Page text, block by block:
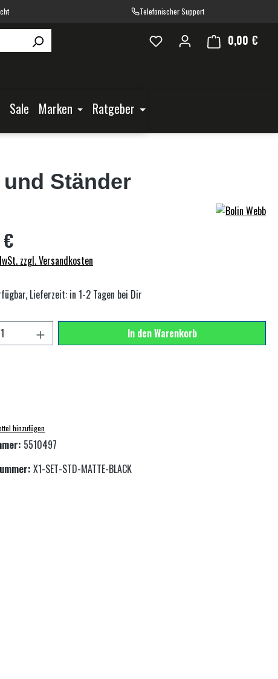
Telefonischer Support
0,00 €
Sale Marken Ratgeber
Ständer
€
zzgl. Versandkosten
Lieferzeit: in 1-2 Tagen bei Dir
Gib den gewünschten Wert ein oder
In den Warenkorb
hinzufügen
5510497
X1-SET-STD-MATTE-BLACK